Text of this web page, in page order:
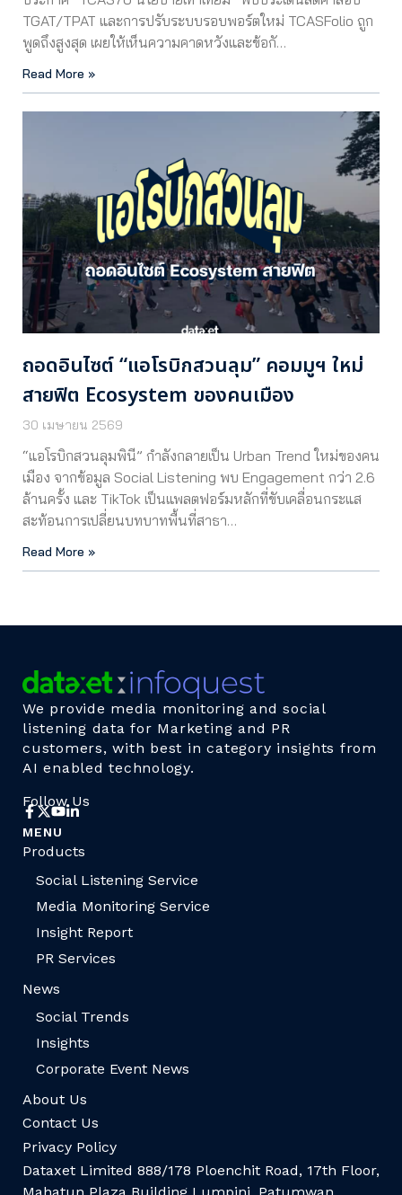
TGAT/TPAT และการปรับระบบรอบพอร์ตใหม่ TCASFolio ถูก
พูดถึงสูงสุด เผยให้เห็นความคาดหวังและข้อกั…
Read More »
ถอดอินไซต์ “แอโรบิกสวนลุม” คอมมูฯ ใหม่
สายฟิต Ecosystem ของคนเมือง
30 เมษายน 2569
“แอโรบิกสวนลุมพินี” กำลังกลายเป็น Urban Trend ใหม่ของคน
เมือง จากข้อมูล Social Listening พบ Engagement กว่า 2.6
ล้านครั้ง และ TikTok เป็นแพลตฟอร์มหลักที่ขับเคลื่อนกระแส
สะท้อนการเปลี่ยนบทบาทพื้นที่สาธา…
Read More »
We provide media monitoring and social
listening data for Marketing and PR
customers, with best in category insights from
AI enabled technology.
Follow Us
MENU
Products
Social Listening Service
Media Monitoring Service
Insight Report
PR Services
News
Social Trends
Insights
Corporate Event News
About Us
Contact Us
Privacy Policy
Dataxet Limited 888/178 Ploenchit Road, 17th Floor,